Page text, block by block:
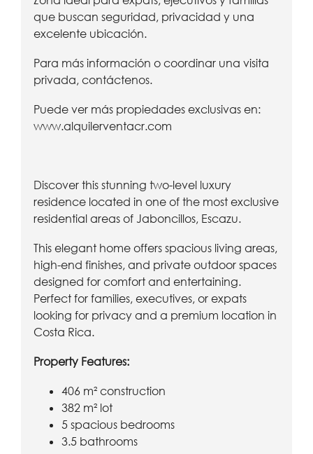
que buscan seguridad, privacidad y una
excelente ubicación.
Para más información o coordinar una visita
privada, contáctenos.
Puede ver más propiedades exclusivas en:
www.alquilerventacr.com
Discover this stunning two-level luxury
residence located in one of the most exclusive
residential areas of Jaboncillos, Escazu.
This elegant home offers spacious living areas,
high-end finishes, and private outdoor spaces
designed for comfort and entertaining.
Perfect for families, executives, or expats
looking for privacy and a premium location in
Costa Rica.
Property Features:
406 m² construction
382 m² lot
5 spacious bedrooms
3.5 bathrooms